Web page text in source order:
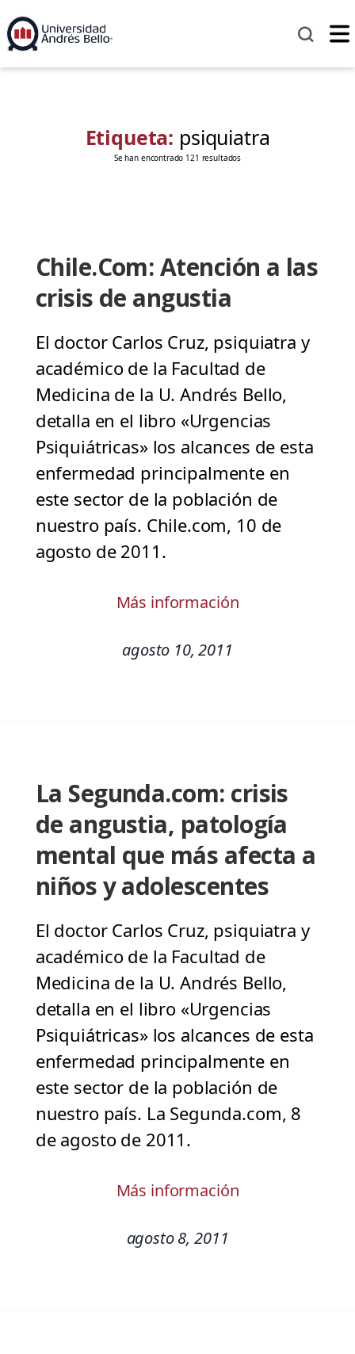
Etiqueta: psiquiatra
Se han encontrado 121 resultados
Chile.Com: Atención a las
crisis de angustia
El doctor Carlos Cruz, psiquiatra y
académico de la Facultad de
Medicina de la U. Andrés Bello,
detalla en el libro «Urgencias
Psiquiátricas» los alcances de esta
enfermedad principalmente en
este sector de la población de
nuestro país. Chile.com, 10 de
agosto de 2011.
Más información
agosto 10, 2011
La Segunda.com: crisis
de angustia, patología
mental que más afecta a
niños y adolescentes
El doctor Carlos Cruz, psiquiatra y
académico de la Facultad de
Medicina de la U. Andrés Bello,
detalla en el libro «Urgencias
Psiquiátricas» los alcances de esta
enfermedad principalmente en
este sector de la población de
nuestro país. La Segunda.com, 8
de agosto de 2011.
Más información
agosto 8, 2011